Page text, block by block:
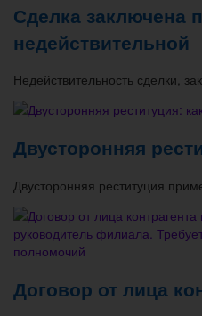
Сделка заключена
недействительной
Недействительность сделки,
Двусторонняя
Двусторонняя реституция
Договор от лица